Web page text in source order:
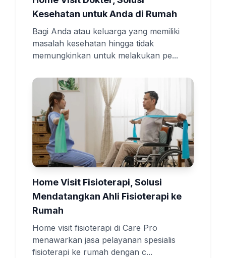
Kesehatan untuk Anda di Rumah
Bagi Anda atau keluarga yang memiliki
masalah kesehatan hingga tidak
memungkinkan untuk melakukan pe...
Home Visit Fisioterapi, Solusi
Mendatangkan Ahli Fisioterapi ke
Rumah
Home visit fisioterapi di Care Pro
menawarkan jasa pelayanan spesialis
fisioterapi ke rumah dengan c...